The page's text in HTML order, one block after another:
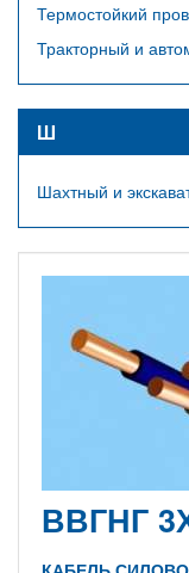
Термостойкий
Тракторный и
Ш
Шахтный и
ВВГНГ